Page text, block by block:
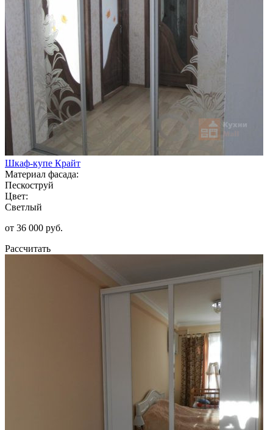
Шкаф-купе Крайт
Материал фасада:
Пескоструй
Цвет:
Светлый
от 36 000 руб.
Рассчитать